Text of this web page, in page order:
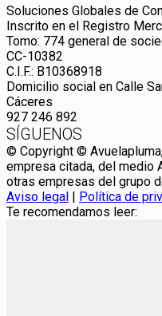
Soluciones Globales de
Inscrito en el Registro
Tomo: 774 general de
CC-10382
C.I.F.: B10368918
Domicilio social en Calle
Cáceres
927 246 892
SÍGUENOS
© Copyright ©
empresa citada, del medio
otras empresas del grupo
Aviso legal
Política de
Te recomendamos leer: